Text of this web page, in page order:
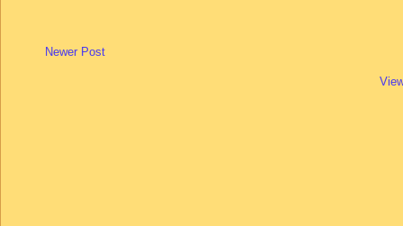
Newer Post